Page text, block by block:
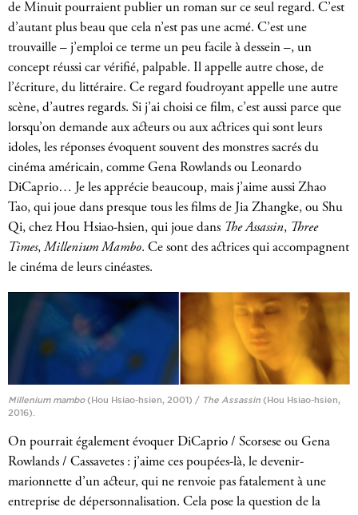
de Minuit pourraient publier un roman sur ce seul regard. C’est
d’autant plus beau que cela n’est pas une acmé. C’est une
trouvaille – j’emploi ce terme un peu facile à dessein –, un
concept réussi car vérifié, palpable. Il appelle autre chose, de
l’écriture, du littéraire. Ce regard foudroyant appelle une autre
scène, d’autres regards. Si j’ai choisi ce film, c’est aussi parce que
lorsqu’on demande aux acteurs ou aux actrices qui sont leurs
idoles, les réponses évoquent souvent des monstres sacrés du
cinéma américain, comme Gena Rowlands ou Leonardo
DiCaprio… Je les apprécie beaucoup, mais j’aime aussi Zhao
Tao, qui joue dans presque tous les films de Jia Zhangke, ou Shu
Qi, chez Hou Hsiao-hsien, qui joue dans The Assassin, Three
Times,Millenium Mambo. Ce sont des actrices qui accompagnent
le cinéma de leurs cinéastes.
Millenium mambo(Hou Hsiao-hsien, 2001) / The Assassin (Hou Hsiao-hsien,
2016).
On pourrait également évoquer DiCaprio / Scorsese ou Gena
Rowlands / Cassavetes : j’aime ces poupées-là, le devenir-
marionnette d’un acteur, qui ne renvoie pas fatalement à une
entreprise de dépersonnalisation. Cela pose la question de la